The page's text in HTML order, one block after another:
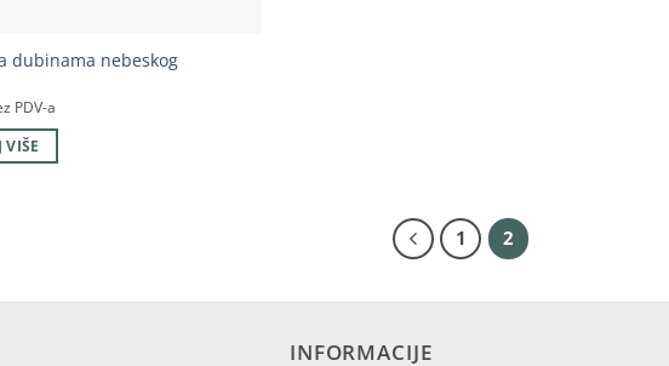
dubinama nebeskog
PDV-a
VIŠE
1 2
INFORMACIJE